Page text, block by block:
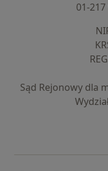
01-
Sąd Rejonowy dla